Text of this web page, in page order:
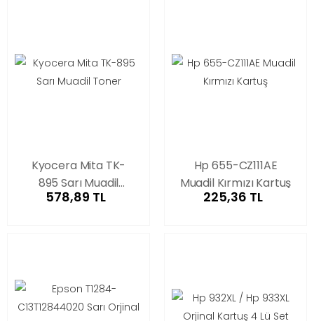
Kyocera Mita TK-
895 Sarı Muadil
Toner
578,89 TL
Hp 655-CZ111AE
Muadil Kırmızı Kartuş
225,36 TL